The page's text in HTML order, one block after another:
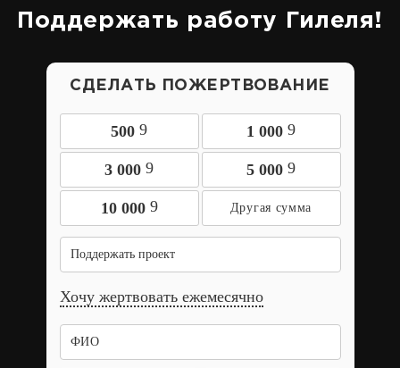
Поддержать работу Гилеля!
СДЕЛАТЬ ПОЖЕРТВОВАНИЕ
500 9 1 000 9
3 000 9 5 000 9
10 000 9
Поддержать проект
Хочу жертвовать ежемесячно